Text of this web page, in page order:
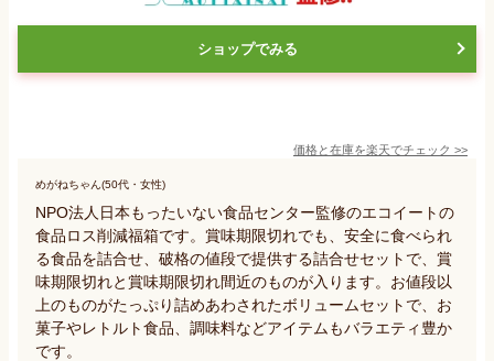
ショップでみる
価格と在庫を楽天でチェック >>
めがねちゃん(50代・女性)
NPO法人日本もったいない食品センター監修のエコイートの
食品ロス削減福箱です。賞味期限切れでも、安全に食べられ
る食品を詰合せ、破格の値段で提供する詰合せセットで、賞
味期限切れと賞味期限切れ間近のものが入ります。お値段以
上のものがたっぷり詰めあわされたボリュームセットで、お
菓子やレトルト食品、調味料などアイテムもバラエティ豊か
です。